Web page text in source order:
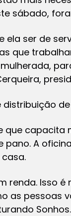
sábado,
ela ser de
que
que
A
renda. Isso
as pessoas
Sonhos.